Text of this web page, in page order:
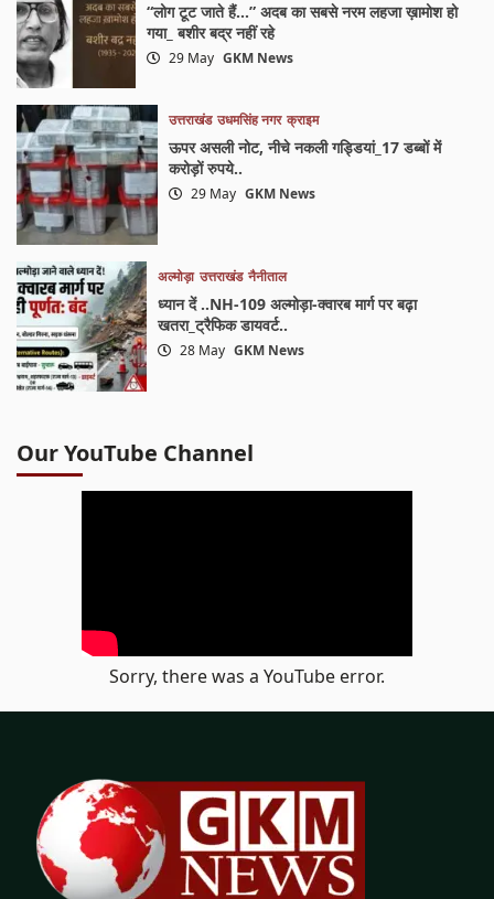
“लोग टूट जाते हैं…” अदब का सबसे नरम लहजा ख़ामोश हो
गया_ बशीर बद्र नहीं रहे
29 May GKM News
उत्तराखंड उधमसिंह नगर क्राइम
ऊपर असली नोट, नीचे नकली गड्डियां_17 डब्बों में
करोड़ों रुपये..
29 May GKM News
अल्मोड़ा उत्तराखंड नैनीताल
ध्यान दें ..NH-109 अल्मोड़ा-क्वारब मार्ग पर बढ़ा
खतरा_ट्रैफिक डायवर्ट..
28 May GKM News
Our YouTube Channel
Sorry, there was a YouTube error.